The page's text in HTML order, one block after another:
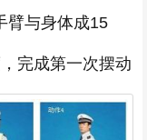
臂与身体成15
完成第一次摆动